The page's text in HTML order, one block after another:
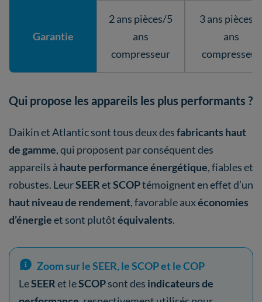
Garantie
2 ans pièces/5
ans
compresseur
3 ans pièces/
ans
compresseur
Qui propose les appareils les plus performants ?
Daikin et Atlantic sont tous deux desfabricants haut
de gamme, qui proposent par conséquent des
appareils à haute performance énergétique, fiables et
robustes. LeurSEERetSCOPtémoignent en effet d’un
haut niveau de rendement, favorable auxéconomies
d’énergieet sont plutôtéquivalents.
Zoom sur le SEER, le SCOP et le COP
LeSEERet leSCOPsont des indicateurs de